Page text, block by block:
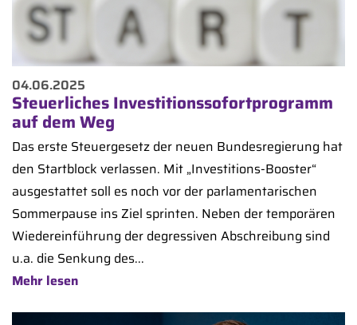
04.06.2025
Steuerliches Investitionssofortprogramm
auf dem Weg
Das erste Steuergesetz der neuen Bundesregierung hat
den Startblock verlassen. Mit „Investitions-Booster“
ausgestattet soll es noch vor der parlamentarischen
Sommerpause ins Ziel sprinten. Neben der temporären
Wiedereinführung der degressiven Abschreibung sind
u.a. die Senkung des...
Mehr lesen